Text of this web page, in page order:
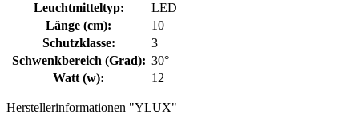
Leuchtmitteltyp:
LED
Länge (cm):
10
Schutzklasse:
3
Schwenkbereich (Grad): 30°
Watt (w):
12
Herstellerinformationen "YLUX"